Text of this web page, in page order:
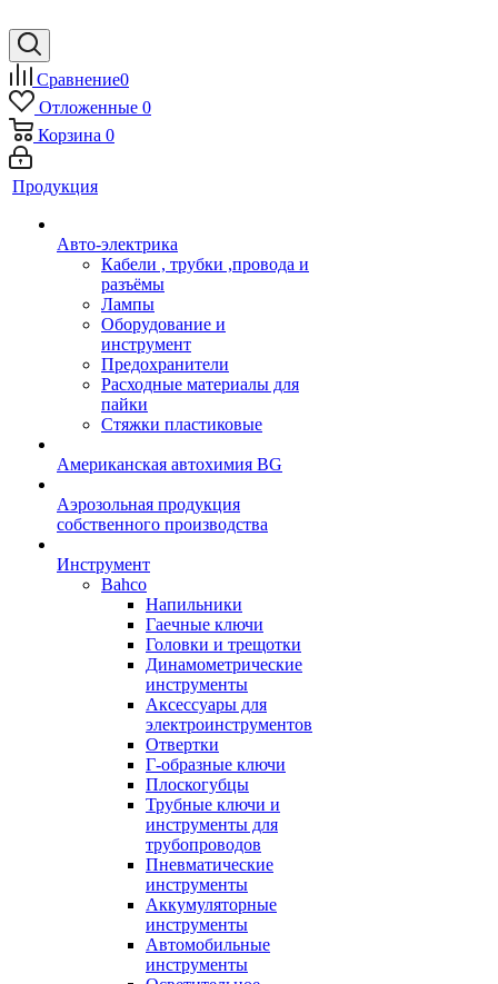
Сравнение0
Отложенные 0
Корзина 0
Продукция
Авто-электрика
Кабели , трубки ,провода и
разъёмы
Лампы
Оборудование и
инструмент
Предохранители
Расходные материалы для
пайки
Стяжки пластиковые
Американская автохимия BG
Аэрозольная продукция
собственного производства
Инструмент
Bahco
Напильники
Гаечные ключи
Головки и трещотки
Динамометрические
инструменты
Аксессуары для
электроинструментов
Отвертки
Г-образные ключи
Плоскогубцы
Трубные ключи и
инструменты для
трубопроводов
Пневматические
инструменты
Аккумуляторные
инструменты
Автомобильные
инструменты